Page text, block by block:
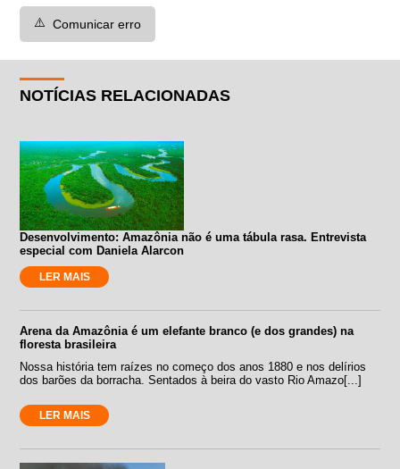
⚠️ Comunicar erro
NOTÍCIAS RELACIONADAS
Desenvolvimento: Amazônia não é uma tábula rasa. Entrevista
especial com Daniela Alarcon
LER MAIS
Arena da Amazônia é um elefante branco (e dos grandes) na
floresta brasileira
Nossa história tem raízes no começo dos anos 1880 e nos delírios
dos barões da borracha. Sentados à beira do vasto Rio Amazo[...]
LER MAIS